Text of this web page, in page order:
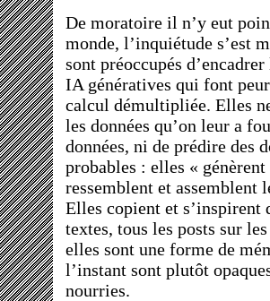
De moratoire il n’y eut
monde, l’inquiétude s’est
sont préoccupés
IA génératives qui font
calcul démultipliée. Elles
les données qu’on leur a
données, ni de prédire des
probables : elles «
ressemblent et assemblent
Elles copient et s’inspirent
textes, tous les posts sur
elles sont une forme de
l’instant sont plutôt
nourries.